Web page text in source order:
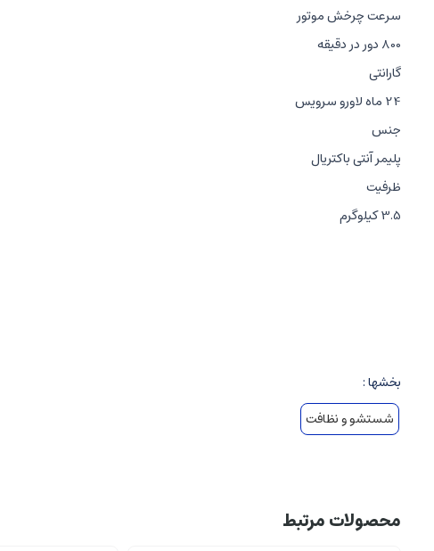
سرعت چرخش موتور
800 دور در دقیقه
گارانتی
24 ماه لاورو سرویس
جنس
پلیمر آنتی باکتریال
ظرفیت
3.5 کیلوگرم
بخشها :
شستشو و نظافت
محصولات مرتبط